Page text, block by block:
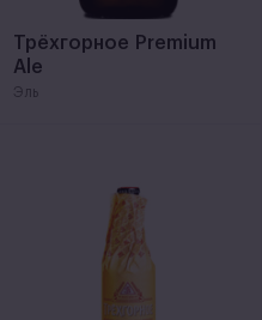
Трёхгорное Premium
Ale
Эль